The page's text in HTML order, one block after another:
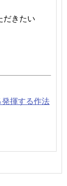
だきたい
発揮する作法